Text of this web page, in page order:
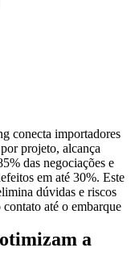
conecta importadores
projeto, alcança
das negociações e
em até 30%. Este
dúvidas e riscos
até o embarque
a